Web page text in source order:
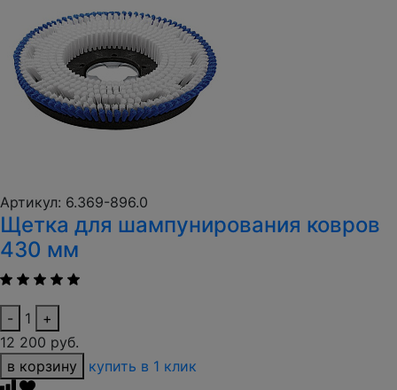
Артикул: 6.369-896.0
Щетка для шампунирования ковров
430 мм
- 1
+
12 200 руб.
в корзину
купить в 1 клик